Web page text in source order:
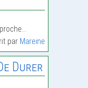
par Mareine
Durer